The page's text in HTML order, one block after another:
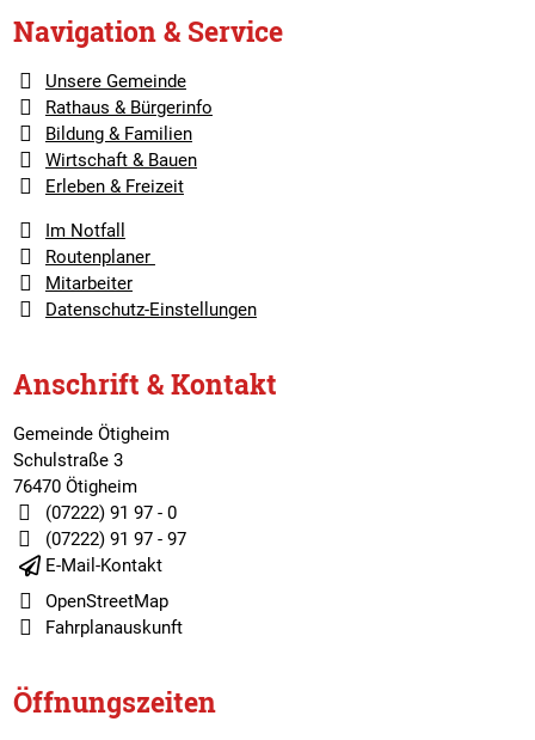
Navigation & Service
Unsere Gemeinde
Rathaus & Bürgerinfo
Bildung & Familien
Wirtschaft & Bauen
Erleben & Freizeit
Im Notfall
Routenplaner
Mitarbeiter
Datenschutz-Einstellungen
Anschrift & Kontakt
Gemeinde Ötigheim
Schulstraße 3
76470 Ötigheim
(07222) 91 97 - 0
(07222) 91 97 - 97
E-Mail-Kontakt
OpenStreetMap
Fahrplanauskunft
Öffnungszeiten